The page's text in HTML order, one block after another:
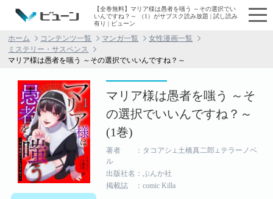
【全巻無料】マリア様は愚者を嗤う ～その選択でい
いんですね？～ （1）がサブスク読み放題 | 試し読み
有り | ビューン
ホーム コンテンツ一覧 マンガ一覧
女性漫画一覧
ミステリー・サスペンス
マリア様は愚者を嗤う ～その選択でいいんですね？～
マリア様は愚者を嗤う ～そ
の選択でいいんですね？～
(1巻)
著者 ：タコアシ⊥土橋真二郎⊥テラーノベ
ル
出版社名：ぶんか社
掲載誌 ：comic Killa